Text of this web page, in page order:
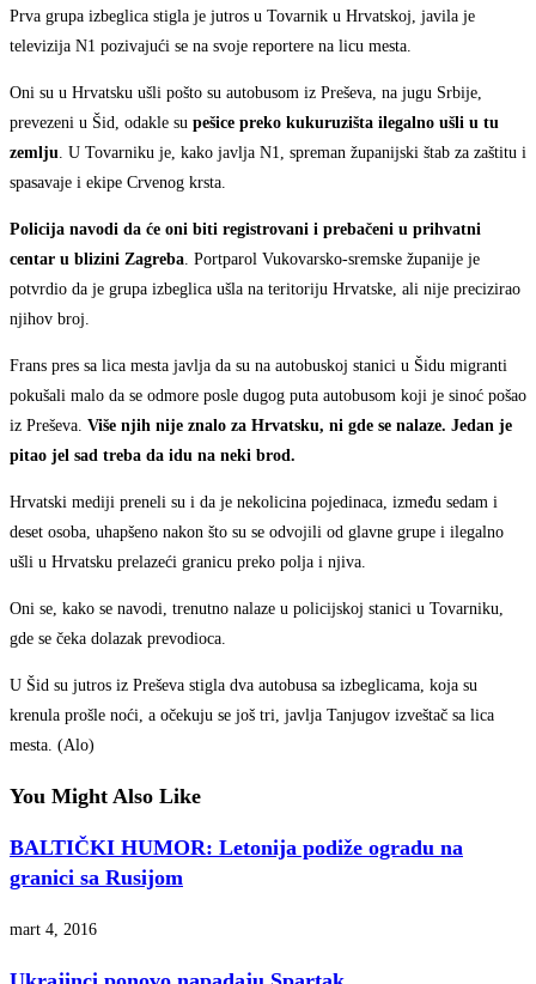
Prva grupa izbeglica stigla je jutros u Tovarnik u Hrvatskoj, javila je
televizija N1 pozivajući se na svoje reportere na licu mesta.
Oni su u Hrvatsku ušli pošto su autobusom iz Preševa, na jugu Srbije,
prevezeni u Šid, odakle su pešice preko kukuruzišta ilegalno ušli u tu
zemlju. U Tovarniku je, kako javlja N1, spreman županijski štab za zaštitu i
spasavaje i ekipe Crvenog krsta.
Policija navodi da će oni biti registrovani i prebačeni u prihvatni
centar u blizini Zagreba. Portparol Vukovarsko-sremske županije je
potvrdio da je grupa izbeglica ušla na teritoriju Hrvatske, ali nije precizirao
njihov broj.
Frans pres sa lica mesta javlja da su na autobuskoj stanici u Šidu migranti
pokušali malo da se odmore posle dugog puta autobusom koji je sinoć pošao
iz Preševa. Više njih nije znalo za Hrvatsku, ni gde se nalaze. Jedan je
pitao jel sad treba da idu na neki brod.
Hrvatski mediji preneli su i da je nekolicina pojedinaca, između sedam i
deset osoba, uhapšeno nakon što su se odvojili od glavne grupe i ilegalno
ušli u Hrvatsku prelazeći granicu preko polja i njiva.
Oni se, kako se navodi, trenutno nalaze u policijskoj stanici u Tovarniku,
gde se čeka dolazak prevodioca.
U Šid su jutros iz Preševa stigla dva autobusa sa izbeglicama, koja su
krenula prošle noći, a očekuju se još tri, javlja Tanjugov izveštač sa lica
mesta. (Alo)
You Might Also Like
BALTIČKI HUMOR: Letonija podiže ogradu na
granici sa Rusijom
mart 4, 2016